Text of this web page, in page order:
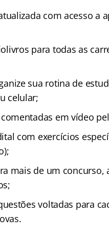
com acesso a
para todas as
sua rotina de
celular;
em vídeo
com exercícios
mais de um concurso,
voltadas para